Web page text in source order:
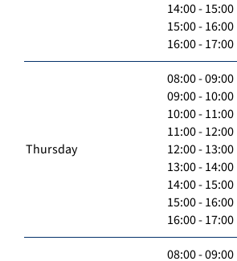
14:00 - 15:00
15:00 - 16:00
16:00 - 17:00
Thursday
08:00 - 09:00
09:00 - 10:00
10:00 - 11:00
11:00 - 12:00
12:00 - 13:00
13:00 - 14:00
14:00 - 15:00
15:00 - 16:00
16:00 - 17:00
08:00 - 09:00